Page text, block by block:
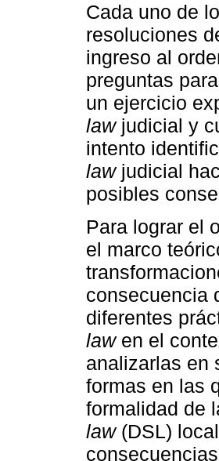
Cada uno de
resoluciones
ingreso al
preguntas
un ejercicio
lawjudicial y
intento
lawjudicial
posibles
Para lograr el
el marco
consecuencia
diferentes
lawen el
analizarlas en
formas en las
formalidad de
law(DSL)